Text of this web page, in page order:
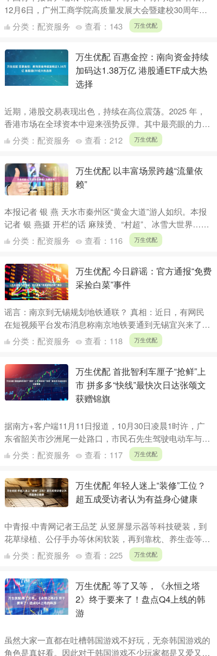
12月6日，广州工商学院高质量发展大会暨建校30周年庆
典在广州工商学院花都校区举行。 广州工商学院举行高
分类： 配资服务 查看： 143 万生优配
万生优配 百惠金控：南向资金持续
加码达1.38万亿 港股通ETF成大热
选择
近期，港股交易表现出色，持续在高位震荡。2025 年，
香港市场在全球资本中迎来强势反弹。其中最亮眼的力
量，正是来自内地的南向资金。今年以来，南向资金累计
淨买入金....
分类： 配资服务 查看： 212 万生优配
万生优配 以丰富场景跨越“流量依
赖”
本报记者 银 燕 天水市秦州区“黄金大道”游人如织。本报
记者 银 燕摄 开栏的话 麻辣烫、“村超”、冰雪大世界……
近年来，不少城市凭借“小热点”实现“大出圈”，....
分类： 配资服务 查看： 116 万生优配
万生优配 今日辟谣：官方通报“免费
采捡白菜”事件
谣言：南京到无锡规划地铁通联？ 真相：近日，有网民
在短视频平台发布消息称南京地铁要通到无锡宜兴来了，
引发关注。对此，江苏省宜兴市交通运输部门回应：根据
目前规划，....
分类： 配资服务 查看： 118 万生优配
万生优配 首批智利车厘子“抢鲜”上
市 拼多多“快线”最快次日达张颂文
获赠锦旗
据南方+客户端11月11日报道，10月30日凌晨1时许，广
东省韶关市沙洲尾一处路口，市民石先生驾驶电动车与共
享单车相撞后晕倒在地。 危急时刻，演员张颂文与多位
分类： 配资服务 查看： 117 万生优配
万生优配 年轻人迷上“装修”工位？
超五成受访者认为有益身心健康
中青报·中青网记者王品芝 从竖屏显示器等科技硬装，到
花草绿植、公仔手办等休闲软装，再到靠枕、养生壶等生
活好物……如今，不少职场人把工位“装修”成家的模样。
你或身....
分类： 配资服务 查看： 225 万生优配
万生优配 等了又等，《永恒之塔
2》终于要来了！盘点Q4上线的韩
游
虽然大家一直都在吐槽韩国游戏不好玩，无奈韩国游戏的
角色是真好看。因此对于韩国游戏不少玩家都是又爱又